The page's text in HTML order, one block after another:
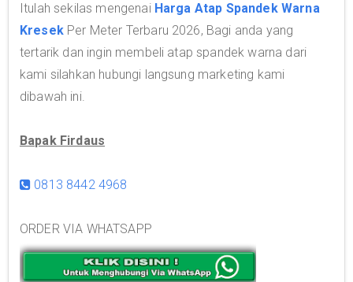
Itulah sekilas mengenai Harga Atap Spandek Warna
KresekPer Meter Terbaru 2026, Bagi anda yang
tertarik dan ingin membeli atap spandek warna dari
kami silahkan hubungi langsung marketing kami
dibawah ini.
Bapak Firdaus
0813 8442 4968
ORDER VIA WHATSAPP